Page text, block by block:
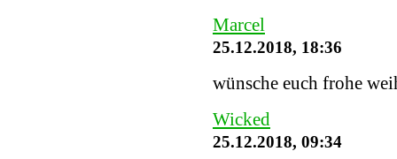
Marcel
25.12.2018, 18:36
wünsche euch frohe
Wicked
25.12.2018, 09:34